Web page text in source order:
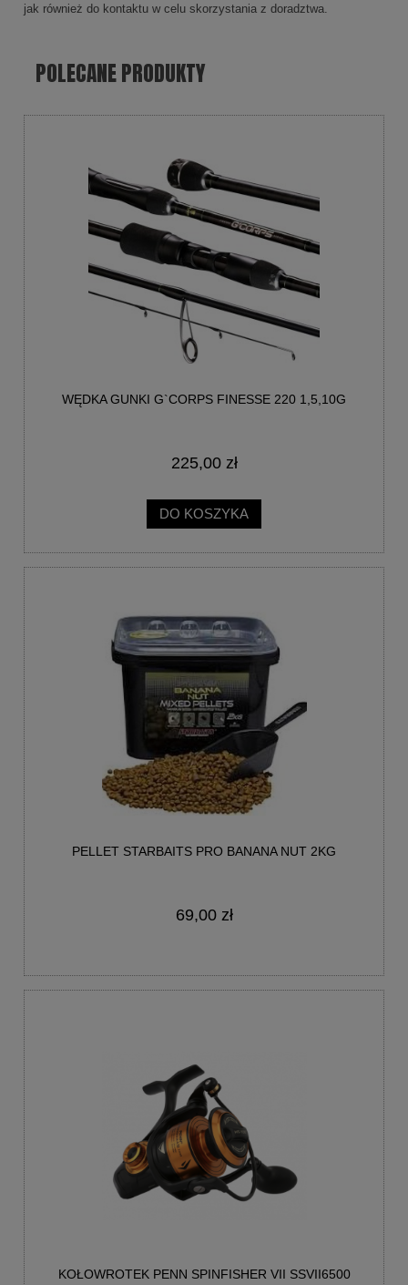
jak również do kontaktu w celu skorzystania z doradztwa.
POLECANE PRODUKTY
WĘDKA GUNKI G`CORPS FINESSE 220 1,5,10G
225,00 zł
DO KOSZYKA
PELLET STARBAITS PRO BANANA NUT 2KG
69,00 zł
KOŁOWROTEK PENN SPINFISHER VII SSVII6500